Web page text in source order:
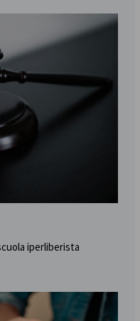
iperliberista